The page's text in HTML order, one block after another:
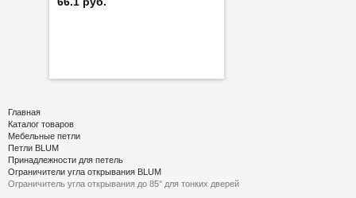
Главная
Каталог товаров
Мебельные петли
Петли BLUM
Принадлежности для петель
Ограничители угла открывания BLUM
Ограничитель угла открывания до 85° для тонких дверей